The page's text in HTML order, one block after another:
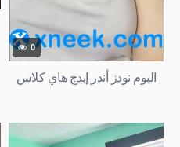
0
البوم نودز أندر إيدج هاي كلاس